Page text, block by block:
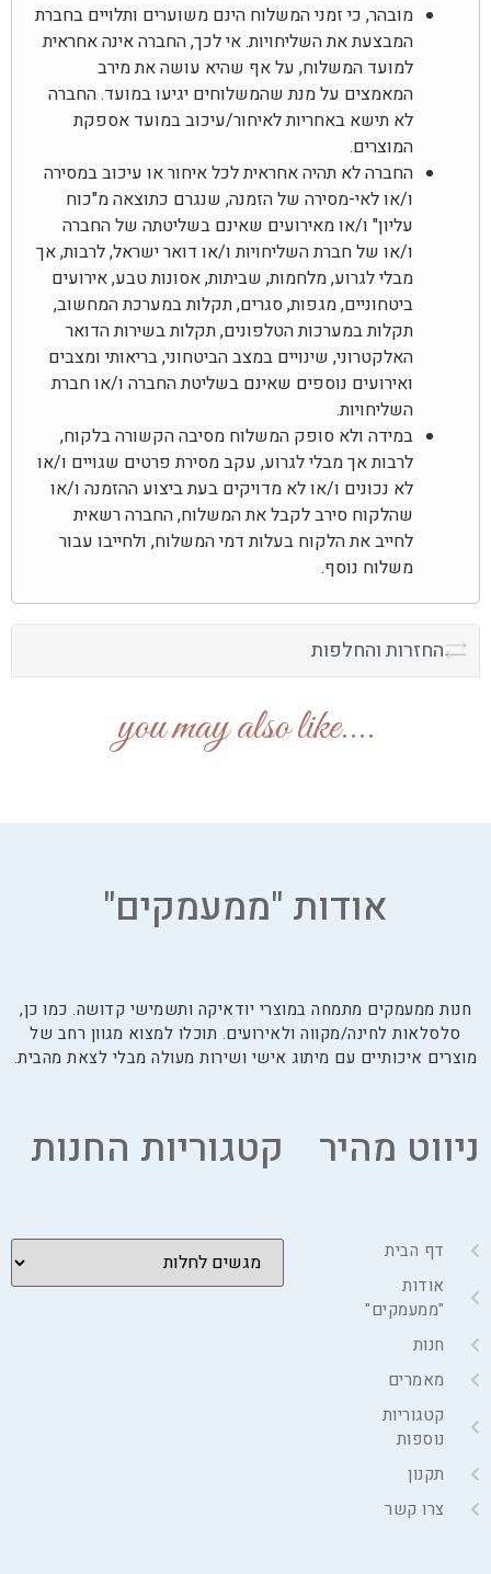
החזרות והחלפות
מובהר, כי זמני המשלוח הינם משוערים ותלויים בחברת
המבצעת את השליחויות. אי לכך, החברה אינה אחראית
למועד המשלוח, על אף שהיא עושה את מירב
המאמצים על מנת שהמשלוחים יגיעו במועד. החברה
לא תישא באחריות לאיחור/עיכוב במועד אספקת
המוצרים.
החברה לא תהיה אחראית לכל איחור או עיכוב במסירה
ו/או לאי-מסירה של הזמנה, שנגרם כתוצאה מ"כוח
עליון" ו/או מאירועים שאינם בשליטתה של החברה
ו/או של חברת השליחויות ו/או דואר ישראל, לרבות, אך
מבלי לגרוע, מלחמות, שביתות, אסונות טבע, אירועים
ביטחוניים, מגפות, סגרים, תקלות במערכת המחשוב,
תקלות במערכות הטלפונים, תקלות בשירות הדואר
האלקטרוני, שינויים במצב הביטחוני, בריאותי ומצבים
ואירועים נוספים שאינם בשליטת החברה ו/או חברת
השליחויות.
במידה ולא סופק המשלוח מסיבה הקשורה בלקוח,
לרבות אך מבלי לגרוע, עקב מסירת פרטים שגויים ו/או
לא נכונים ו/או לא מדויקים בעת ביצוע ההזמנה ו/או
שהלקוח סירב לקבל את המשלוח, החברה רשאית
לחייב את הלקוח בעלות דמי המשלוח, ולחייבו עבור
משלוח נוסף.
....you may also like
אודות "ממעמקים"
חנות ממעמקים מתמחה במוצרי יודאיקה ותשמישי קדושה. כמו כן,
סלסלאות לחינה/מקווה ולאירועים. תוכלו למצוא מגוון רחב של
מוצרים איכותיים עם מיתוג אישי ושירות מעולה מבלי לצאת מהבית.
ניווט מהיר
דף הבית
אודות
"ממעמקים"
חנות
מאמרים
קטגוריות
נוספות
תקנון
צרו קשר
קטגוריות החנות